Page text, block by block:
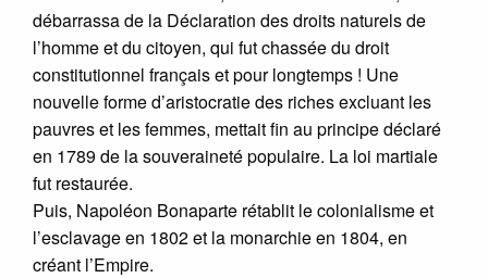
débarrassa de la Déclaration des droits naturels de
l’homme et du citoyen, qui fut chassée du droit
constitutionnel français et pour longtemps ! Une
nouvelle forme d’aristocratie des riches excluant les
pauvres et les femmes, mettait fin au principe déclaré
en 1789 de la souveraineté populaire. La loi martiale
fut restaurée.
Puis, Napoléon Bonaparte rétablit le colonialisme et
l’esclavage en 1802 et la monarchie en 1804, en
créant l’Empire.